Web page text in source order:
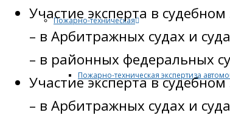
Пожарно-техническая
Пожарно-техническая экспертиза
Участие эксперта в
– в Арбитражных судах и
– в районных федеральных
Участие эксперта в
– в Арбитражных судах и